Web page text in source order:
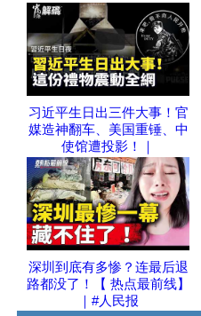
习近平生日出三件大事！官
媒造神翻车、美国重锤、中
使馆遭投影！｜
深圳到底有多惨？连最后退
路都没了！【 热点最前线】
｜#人民报